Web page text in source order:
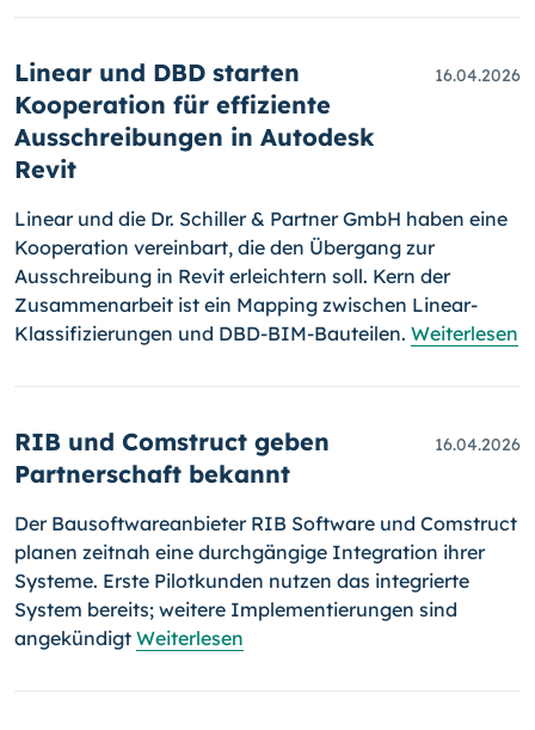
Linear und DBD starten
Kooperation für effiziente
Ausschreibungen in Autodesk
Revit
16.04.2026
Linear und die Dr. Schiller & Partner GmbH haben eine
Kooperation vereinbart, die den Übergang zur
Ausschreibung in Revit erleichtern soll. Kern der
Zusammenarbeit ist ein Mapping zwischen Linear-
Klassifizierungen und DBD-BIM-Bauteilen. Weiterlesen
RIB und Comstruct geben
Partnerschaft bekannt
16.04.2026
Der Bausoftwareanbieter RIB Software und Comstruct
planen zeitnah eine durchgängige Integration ihrer
Systeme. Erste Pilotkunden nutzen das integrierte
System bereits; weitere Implementierungen sind
angekündigt Weiterlesen